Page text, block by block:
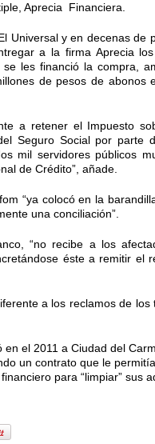
Aprecia Financiera.
Universal y en decenas de
a la firma Aprecia
les financió la compra,
de pesos de
a retener el Impuesto
Seguro Social por parte
mil servidores públicos
de Crédito”, añade.
“ya colocó en la
una conciliación”.
“no recibe a los
éste a remitir el
a los reclamos de
en el 2011 a Ciudad del
un contrato que le
para “limpiar” sus